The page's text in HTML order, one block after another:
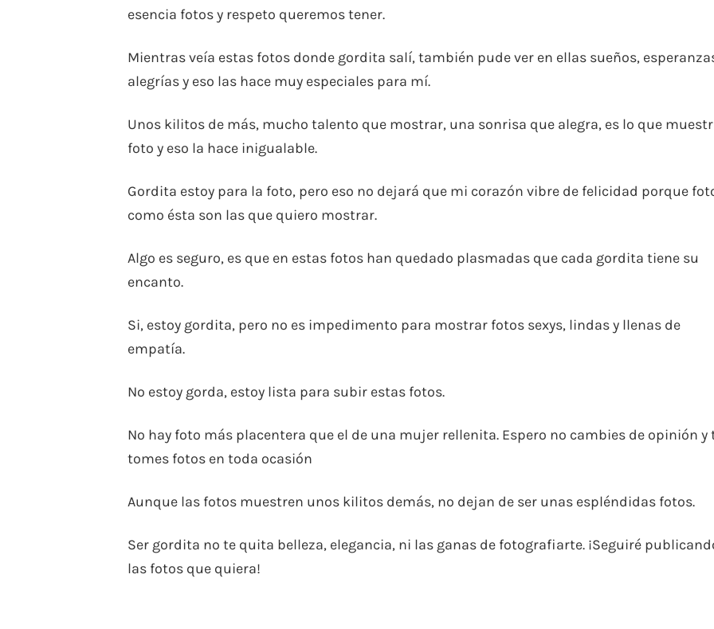
esencia fotos y respeto queremos tener.
Mientras veía estas fotos donde gordita salí, también pude ver en ellas sueños,
alegrías y eso las hace muy especiales para mí.
Unos kilitos de más, mucho talento que mostrar, una sonrisa que alegra, es lo que
foto y eso la hace inigualable.
Gordita estoy para la foto, pero eso no dejará que mi corazón vibre de felicidad porque
como ésta son las que quiero mostrar.
Algo es seguro, es que en estas fotos han quedado plasmadas que cada gordita tiene su
encanto.
Si, estoy gordita, pero no es impedimento para mostrar fotos sexys, lindas y llenas de
empatía.
No estoy gorda, estoy lista para subir estas fotos.
No hay foto más placentera que el de una mujer rellenita. Espero no cambies de opinión y
tomes fotos en toda ocasión
Aunque las fotos muestren unos kilitos demás, no dejan de ser unas espléndidas fotos.
Ser gordita no te quita belleza, elegancia, ni las ganas de fotografiarte. ¡Seguiré
las fotos que quiera!